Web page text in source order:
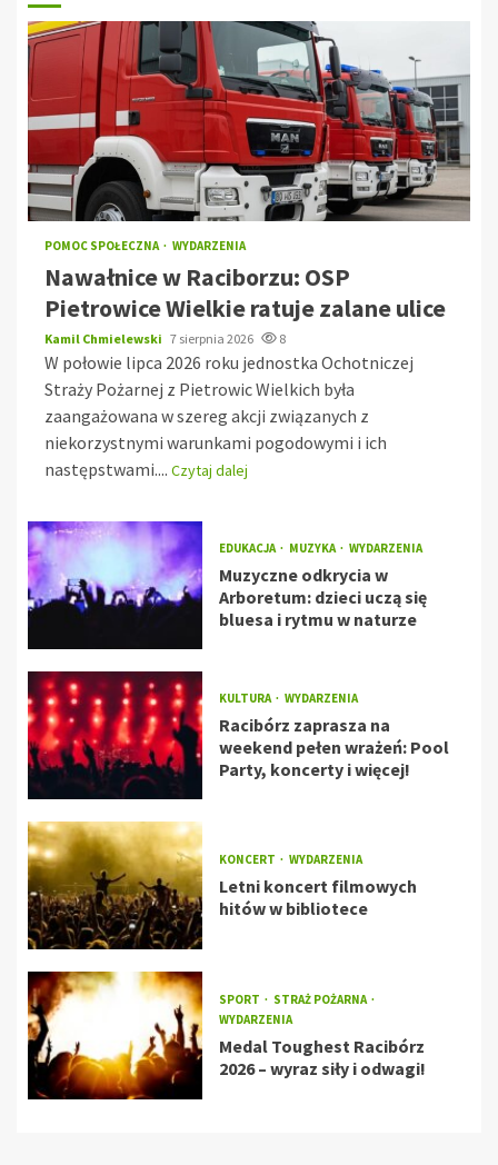
POMOC SPOŁECZNA WYDARZENIA
Nawałnice w Raciborzu: OSP
Pietrowice Wielkie ratuje zalane ulice
Kamil Chmielewski 7 sierpnia 2026 8
W połowie lipca 2026 roku jednostka Ochotniczej
Straży Pożarnej z Pietrowic Wielkich była
zaangażowana w szereg akcji związanych z
niekorzystnymi warunkami pogodowymi i ich
następstwami.... Czytaj dalej
EDUKACJA MUZYKA WYDARZENIA
Muzyczne odkrycia w
Arboretum: dzieci uczą się
bluesa i rytmu w naturze
KULTURA WYDARZENIA
Racibórz zaprasza na
weekend pełen wrażeń: Pool
Party, koncerty i więcej!
KONCERT WYDARZENIA
Letni koncert filmowych
hitów w bibliotece
SPORT
STRAŻ POŻARNA
WYDARZENIA
Medal Toughest Racibórz
2026 – wyraz siły i odwagi!